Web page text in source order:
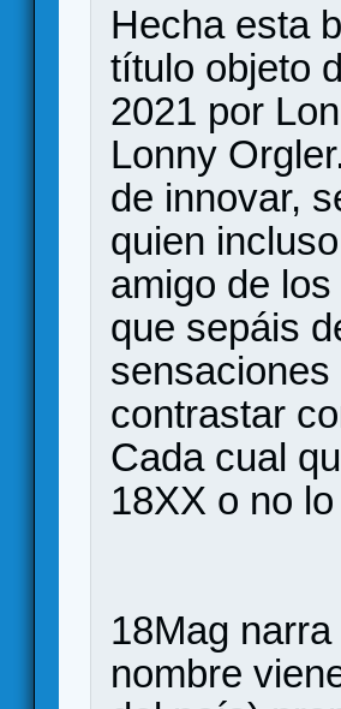
Hecha esta
título objeto
2021 por
Lonny
de innovar,
quien
amigo de
que sepáis
contrastar
Cada cual
18XX o no
18Mag
nombre